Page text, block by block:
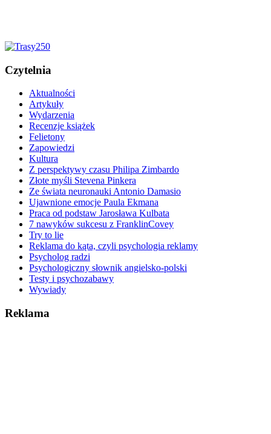
Czytelnia
Aktualności
Artykuły
Wydarzenia
Recenzje książek
Felietony
Zapowiedzi
Kultura
Z perspektywy czasu Philipa Zimbardo
Złote myśli Stevena Pinkera
Ze świata neuronauki Antonio Damasio
Ujawnione emocje Paula Ekmana
Praca od podstaw Jarosława Kulbata
7 nawyków sukcesu z FranklinCovey
Try to lie
Reklama do kąta, czyli psychologia reklamy
Psycholog radzi
Psychologiczny słownik angielsko-polski
Testy i psychozabawy
Wywiady
Reklama